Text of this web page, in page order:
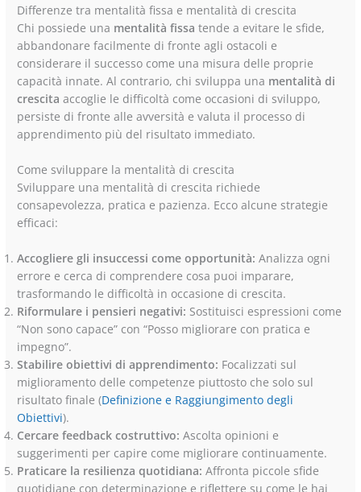
Differenze tra mentalità fissa e mentalità di crescita
Chi possiede una mentalità fissa tende a evitare le sfide,
abbandonare facilmente di fronte agli ostacoli e
considerare il successo come una misura delle proprie
capacità innate. Al contrario, chi sviluppa una mentalità di
crescita accoglie le difficoltà come occasioni di sviluppo,
persiste di fronte alle avversità e valuta il processo di
apprendimento più del risultato immediato.
Come sviluppare la mentalità di crescita
Sviluppare una mentalità di crescita richiede
consapevolezza, pratica e pazienza. Ecco alcune strategie
efficaci:
Accogliere gli insuccessi come opportunità: Analizza ogni
errore e cerca di comprendere cosa puoi imparare,
trasformando le difficoltà in occasione di crescita.
Riformulare i pensieri negativi: Sostituisci espressioni come
“Non sono capace” con “Posso migliorare con pratica e
impegno”.
Stabilire obiettivi di apprendimento: Focalizzati sul
miglioramento delle competenze piuttosto che solo sul
risultato finale (Definizione e Raggiungimento degli
Obiettivi).
Cercare feedback costruttivo: Ascolta opinioni e
suggerimenti per capire come migliorare continuamente.
Praticare la resilienza quotidiana: Affronta piccole sfide
quotidiane con determinazione e riflettere su come le hai